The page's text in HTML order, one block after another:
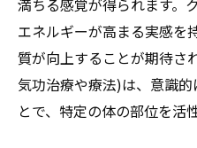
エネルギーが高まる実感を
質が向上することが期待さ
気功治療や療法)は、意識
とで、特定の体の部位を活